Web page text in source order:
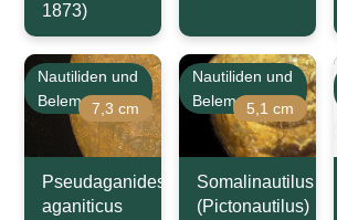
1873)
Nautiliden und
Belemniten7,3 cm
Pseudaganides
aganiticus
Nautiliden und
Belemniten5,1 cm
Somalinautilus
(Pictonautilus)